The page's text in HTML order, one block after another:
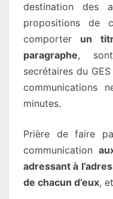
destination des
propositions de
comporter un
paragraphe,
secrétaires du
communications
minutes.
Prière de faire
communication
adressant à
de chacun d’eux,